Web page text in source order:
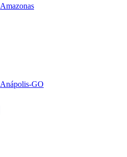
Amazonas
Anápolis-GO